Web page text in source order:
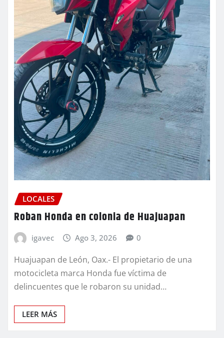
LOCALES
Roban Honda en colonia de Huajuapan
igavec Ago 3, 2026 0
Huajuapan de León, Oax.- El propietario de una
motocicleta marca Honda fue víctima de
delincuentes que le robaron su unidad…
LEER MÁS